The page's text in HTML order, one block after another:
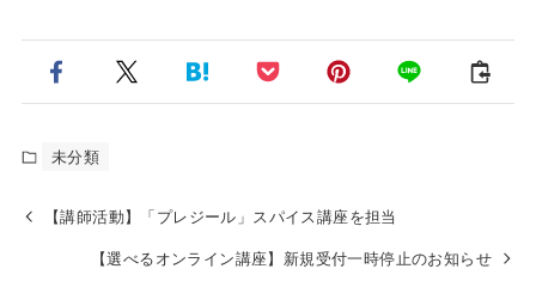
未分類
【講師活動】「プレジール」スパイス講座を担当
【選べるオンライン講座】新規受付一時停止のお知らせ